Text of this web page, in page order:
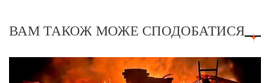
ВАМ ТАКОЖ МОЖЕ СПОДОБАТИСЯ